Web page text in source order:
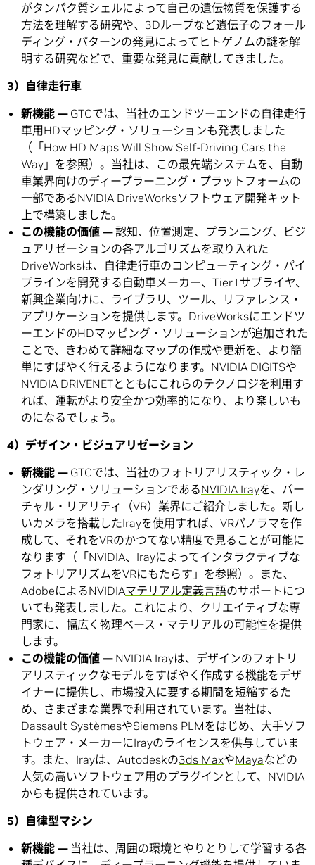
がタンパク質シェルによって自己の遺伝物質を保護する
方法を理解する研究や、3Dループなど遺伝子のフォール
ディング・パターンの発見によってヒトゲノムの謎を解
明する研究などで、重要な発見に貢献してきました。
3）自律走行車
新機能 —GTCでは、当社のエンドツーエンドの自律走行
車用HDマッピング・ソリューションも発表しました
（「How HD Maps Will Show Self-Driving Cars the
Way」を参照）。当社は、この最先端システムを、自動
車業界向けのディープラーニング・プラットフォームの
一部であるNVIDIA DriveWorksソフトウェア開発キット
上で構築しました。
この機能の価値 —認知、位置測定、プランニング、ビジ
ュアリゼーションの各アルゴリズムを取り入れた
DriveWorksは、自律走行車のコンピューティング・パイ
プラインを開発する自動車メーカー、Tier1サプライヤ、
新興企業向けに、ライブラリ、ツール、リファレンス・
アプリケーションを提供します。DriveWorksにエンドツ
ーエンドのHDマッピング・ソリューションが追加された
ことで、きわめて詳細なマップの作成や更新を、より簡
単にすばやく行えるようになります。NVIDIA DIGITSや
NVIDIA DRIVENETとともにこれらのテクノロジを利用す
れば、運転がより安全かつ効率的になり、より楽しいも
のになるでしょう。
4）デザイン・ビジュアリゼーション
新機能 —GTCでは、当社のフォトリアリスティック・レ
ンダリング・ソリューションであるNVIDIA Irayを、バー
チャル・リアリティ（VR）業界にご紹介しました。新し
いカメラを搭載したIrayを使用すれば、VRパノラマを作
成して、それをVRのかつてない精度で見ることが可能に
なります（「NVIDIA、Irayによってインタラクティブな
フォトリアリズムをVRにもたらす」を参照）。また、
AdobeによるNVIDIAマテリアル定義言語のサポートにつ
いても発表しました。これにより、クリエイティブな専
門家に、幅広く物理ベース・マテリアルの可能性を提供
します。
この機能の価値 —NVIDIA Irayは、デザインのフォトリ
アリスティックなモデルをすばやく作成する機能をデザ
イナーに提供し、市場投入に要する期間を短縮するた
め、さまざまな業界で利用されています。当社は、
Dassault SystèmesやSiemens PLMをはじめ、大手ソフ
トウェア・メーカーにIrayのライセンスを供与していま
す。また、Irayは、Autodeskの3ds MaxやMayaなどの
人気の高いソフトウェア用のプラグインとして、NVIDIA
からも提供されています。
5）自律型マシン
新機能 —当社は、周囲の環境とやりとりして学習する各